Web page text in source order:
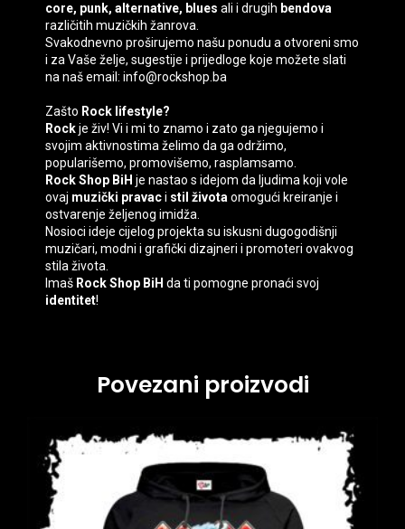
core, punk, alternative, blues ali i drugih bendova
različitih muzičkih žanrova.
Svakodnevno proširujemo našu ponudu a otvoreni smo
i za Vaše želje, sugestije i prijedloge koje možete slati
na naš email: info@rockshop.ba
Zašto Rock lifestyle?
Rockje živ! Vi i mi to znamo i zato ga njegujemo i
svojim aktivnostima želimo da ga održimo,
popularišemo, promovišemo, rasplamsamo.
Rock Shop BiH je nastao s idejom da ljudima koji vole
ovaj muzički pravaci stil života omogući kreiranje i
ostvarenje željenog imidža.
Nosioci ideje cijelog projekta su iskusni dugogodišnji
muzičari, modni i grafički dizajneri i promoteri ovakvog
stila života.
Imaš Rock Shop BiH da ti pomogne pronaći svoj
identitet!
Povezani proizvodi